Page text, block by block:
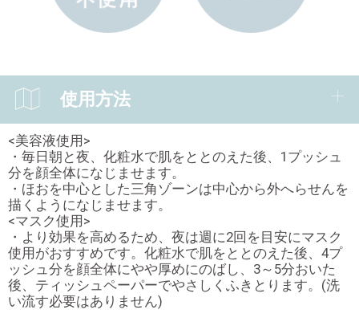
使用方法
<美容液使用>
・毎日朝と夜、化粧水で肌をととのえた後、1プッシュ
分を顔全体になじませます。
・ほおを中心とした三角ゾーンは中心から外へらせんを
描くようになじませます。
<マスク使用>
・より効果を高めるため、夜は週に2回を目安にマスク
使用がおすすめです。化粧水で肌をととのえた後、4プ
ッシュ分を顔全体にやや厚めにのばし、3～5分おいた
後、ティッシュペーパーでやさしくふきとります。(洗
い流す必要はありません)